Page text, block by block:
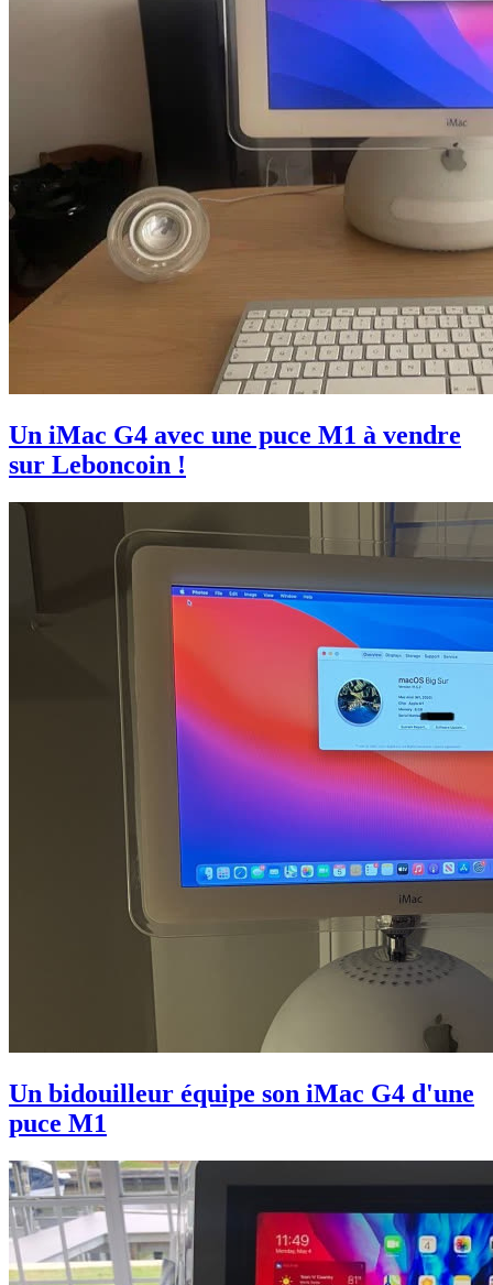
Un iMac G4 avec une puce M1 à vendre
sur Leboncoin !
Un bidouilleur équipe son iMac G4 d'une
puce M1